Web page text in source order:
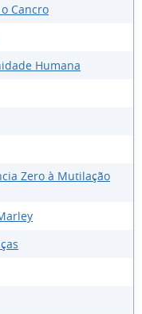
Cancro
Humana
Zero à Mutilação